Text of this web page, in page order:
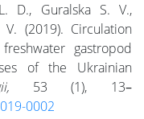
D., Guralska S. V.,
(2019). Circulation
gastropod
of the Ukrainian
53 (1), 13–
0002